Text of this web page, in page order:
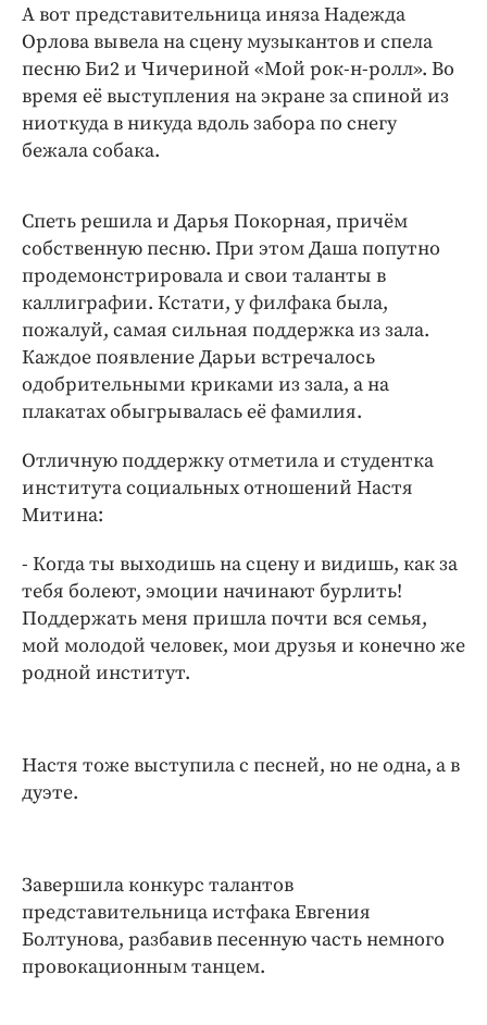
А вот представительница иняза Надежда
Орлова вывела на сцену музыкантов и спела
песню Би2 и Чичериной «Мой рок-н-ролл». Во
время её выступления на экране за спиной из
ниоткуда в никуда вдоль забора по снегу
бежала собака.
Спеть решила и Дарья Покорная, причём
собственную песню. При этом Даша попутно
продемонстрировала и свои таланты в
каллиграфии. Кстати, у филфака была,
пожалуй, самая сильная поддержка из зала.
Каждое появление Дарьи встречалось
одобрительными криками из зала, а на
плакатах обыгрывалась её фамилия.
Отличную поддержку отметила и студентка
института социальных отношений Настя
Митина:
- Когда ты выходишь на сцену и видишь, как за
тебя болеют, эмоции начинают бурлить!
Поддержать меня пришла почти вся семья,
мой молодой человек, мои друзья и конечно же
родной институт.
Настя тоже выступила с песней, но не одна, а в
дуэте.
Завершила конкурс талантов
представительница истфака Евгения
Болтунова, разбавив песенную часть немного
провокационным танцем.